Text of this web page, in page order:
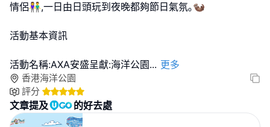
情侶👫,一日由日頭玩到夜晚都夠節日氣氛｡​​🦦
活動基本資訊
活動名稱:AXA安盛呈獻:海洋公園... 更多
香港海洋公園
評分
文章提及 的好去處